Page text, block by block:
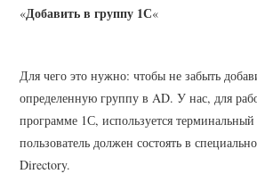
«Добавить в группу 1С«
Для чего это нужно: чтобы не забыть
определенную группу в AD. У нас, для
программе 1С, используется
пользователь должен состоять в
Directory.